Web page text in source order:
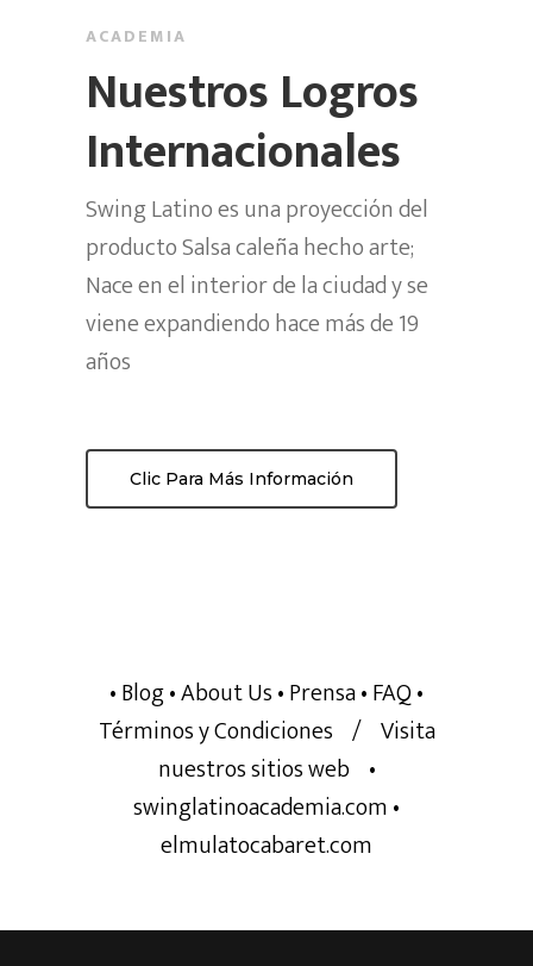
ACADEMIA
Nuestros Logros
Internacionales
Swing Latino es una proyección del
producto Salsa caleña hecho arte;
Nace en el interior de la ciudad y se
viene expandiendo hace más de 19
años
Clic Para Más Información
• Blog• About Us• Prensa• FAQ•
Términos y Condiciones / Visita
nuestros sitios web •
swinglatinoacademia.com•
elmulatocabaret.com